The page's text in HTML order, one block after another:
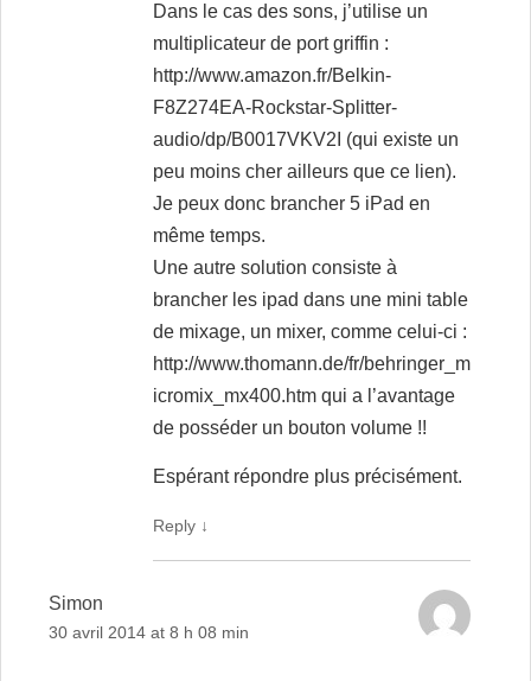
Dans le cas des sons, j’utilise un
multiplicateur de port griffin :
http://www.amazon.fr/Belkin-
F8Z274EA-Rockstar-Splitter-
audio/dp/B0017VKV2I (qui existe un
peu moins cher ailleurs que ce lien).
Je peux donc brancher 5 iPad en
même temps.
Une autre solution consiste à
brancher les ipad dans une mini table
de mixage, un mixer, comme celui-ci :
http://www.thomann.de/fr/behringer_m
icromix_mx400.htm qui a l’avantage
de posséder un bouton volume !!
Espérant répondre plus précisément.
Reply ↓
Simon
30 avril 2014 at 8 h 08 min